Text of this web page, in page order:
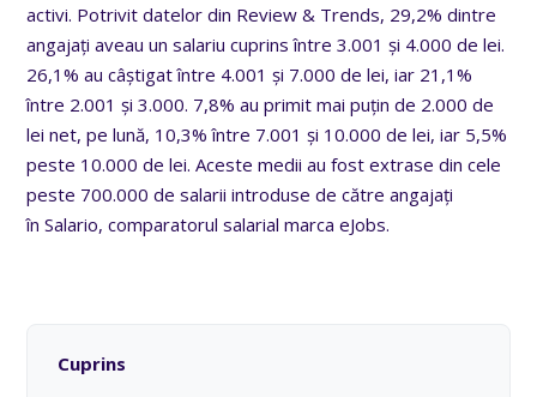
activi. Potrivit datelor din Review & Trends, 29,2% dintre
angajați aveau un salariu cuprins între 3.001 și 4.000 de lei.
26,1% au câștigat între 4.001 și 7.000 de lei, iar 21,1%
între 2.001 și 3.000. 7,8% au primit mai puțin de 2.000 de
lei net, pe lună, 10,3% între 7.001 și 10.000 de lei, iar 5,5%
peste 10.000 de lei. Aceste medii au fost extrase din cele
peste 700.000 de salarii introduse de către angajați
înSalario, comparatorul salarial marca eJobs.
Cuprins